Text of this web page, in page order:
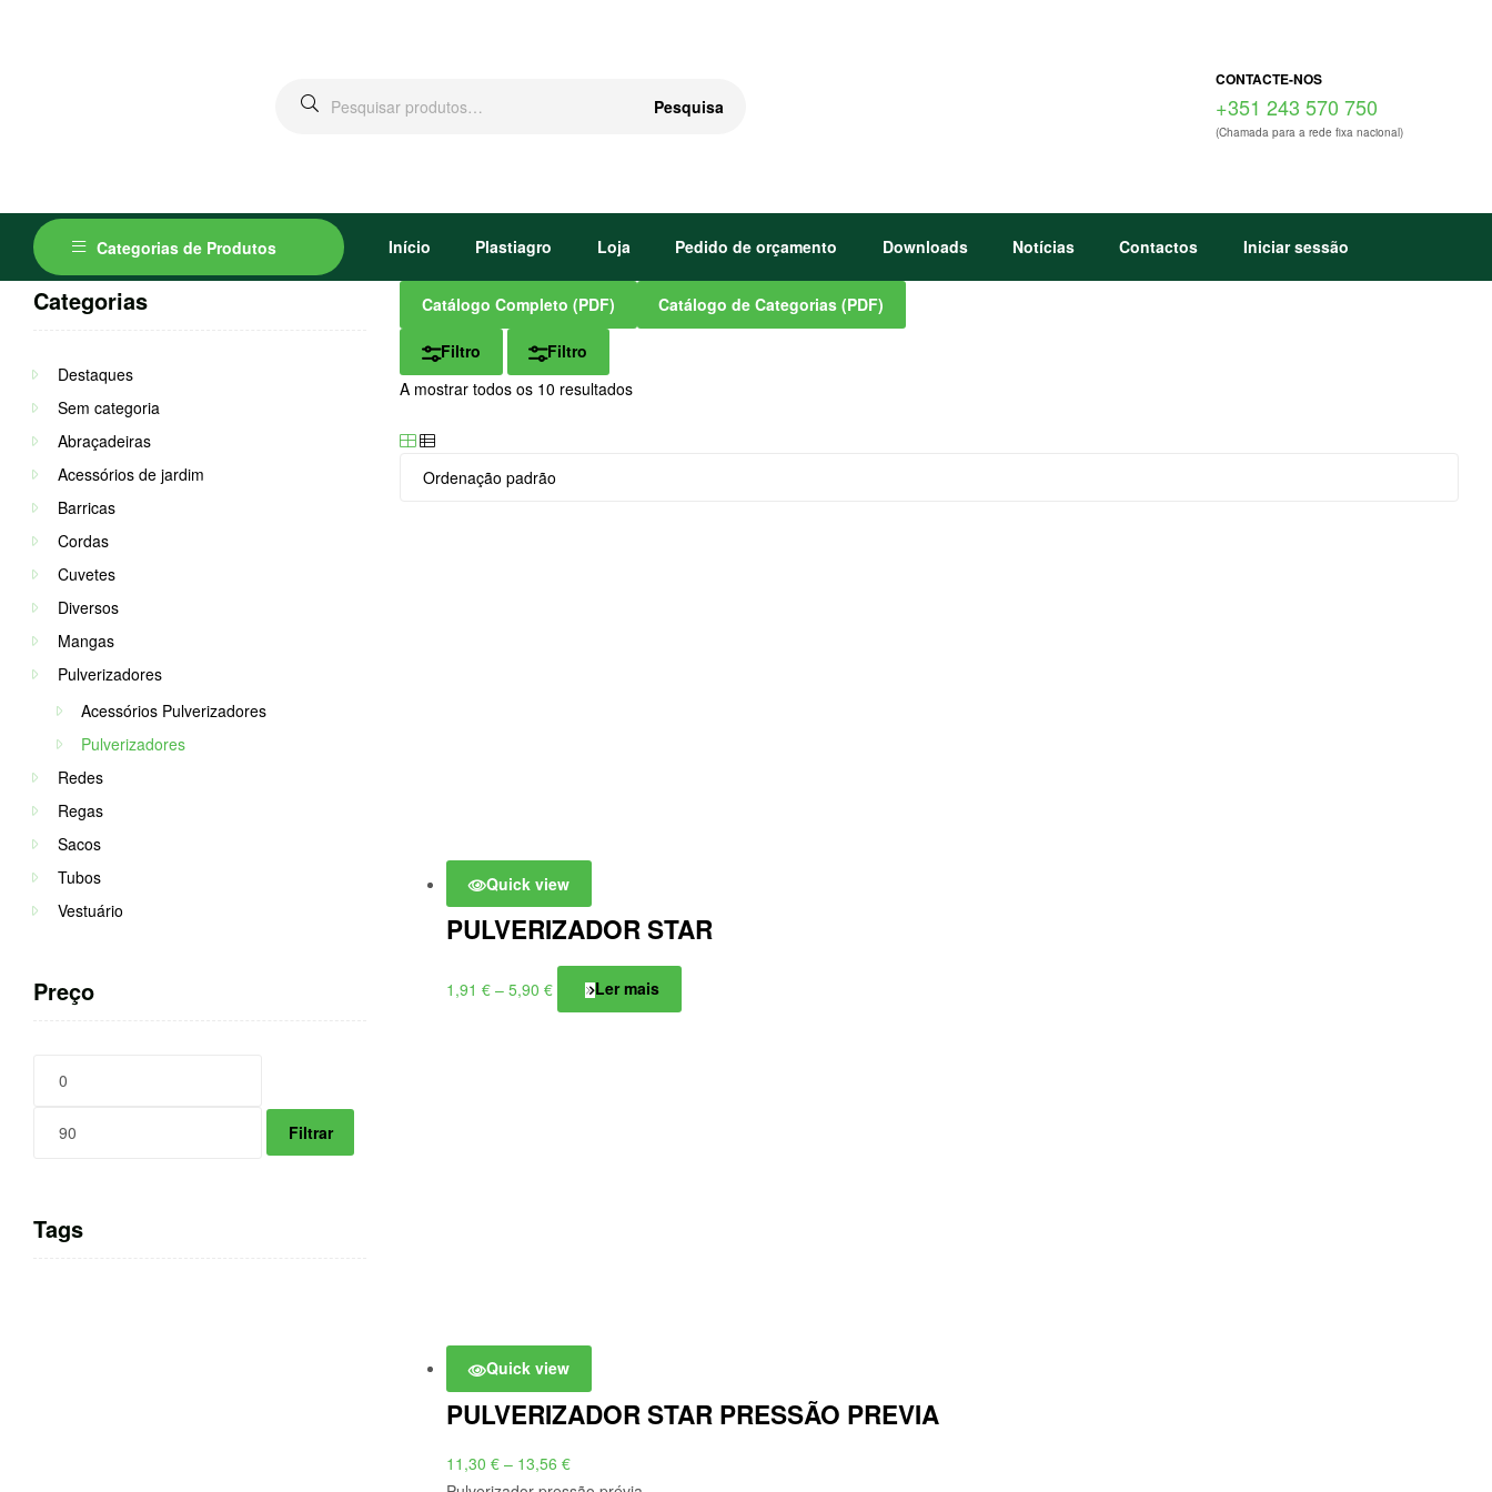
Pesquisar
Pesquisa
CONTACTE-NOS
+351 243 570 750
(Chamada para a rede fixa nacional)
Categorias de Produtos Início Plastiagro Loja Pedido de orçamento Downloads Notícias Contactos Iniciar sessão
Catálogo Completo (PDF) Catálogo de Categorias (PDF)
Filtro
Filtro
A mostrar todos os 10 resultados
Quick view
PULVERIZADOR STAR
1,91 € – 5,90 € Price
range:
Ler mais
Quick view
PULVERIZADOR STAR PRESSÃO PREVIA
11,30 € – 13,56 €Price
Categorias
Destaques
Sem categoria
Abraçadeiras
Acessórios de jardim
Barricas
Cordas
Cuvetes
Diversos
Mangas
Pulverizadores
Acessórios Pulverizadores
Pulverizadores
Redes
Regas
Sacos
Tubos
Vestuário
Preço
Filtrar
Tags